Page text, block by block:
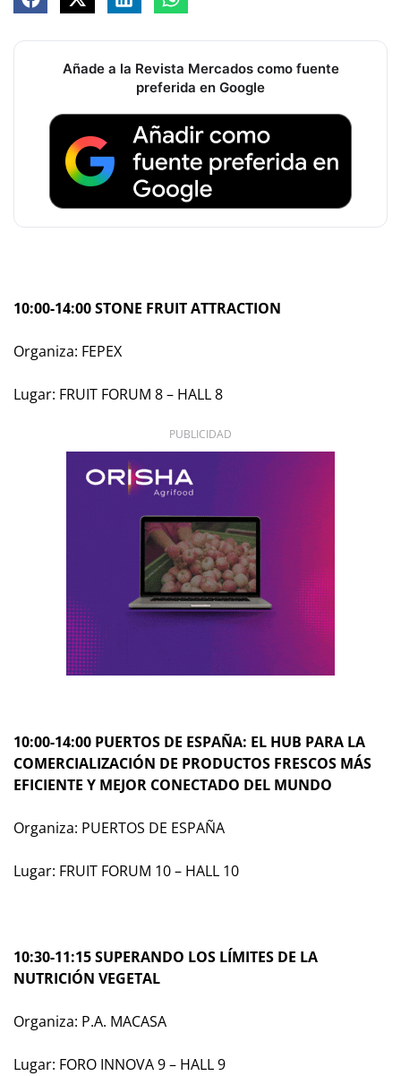
Añade a la Revista Mercados como fuente
preferida en Google
10:00-14:00 STONE FRUIT ATTRACTION
Organiza: FEPEX
Lugar: FRUIT FORUM 8 – HALL 8
PUBLICIDAD
10:00-14:00 PUERTOS DE ESPAÑA: EL HUB PARA LA
COMERCIALIZACIÓN DE PRODUCTOS FRESCOS MÁS
EFICIENTE Y MEJOR CONECTADO DEL MUNDO
Organiza: PUERTOS DE ESPAÑA
Lugar: FRUIT FORUM 10 – HALL 10
10:30-11:15 SUPERANDO LOS LÍMITES DE LA
NUTRICIÓN VEGETAL
Organiza: P.A. MACASA
Lugar: FORO INNOVA 9 – HALL 9